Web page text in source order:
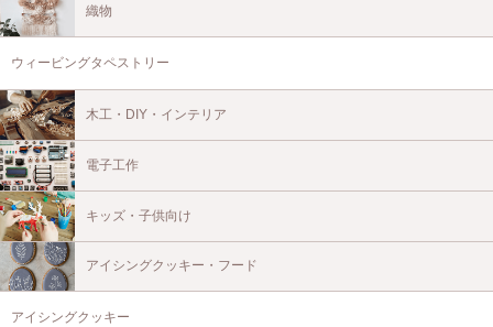
織物
ウィービングタペストリー
木工・DIY・インテリア
電子工作
キッズ・子供向け
アイシングクッキー・フード
アイシングクッキー